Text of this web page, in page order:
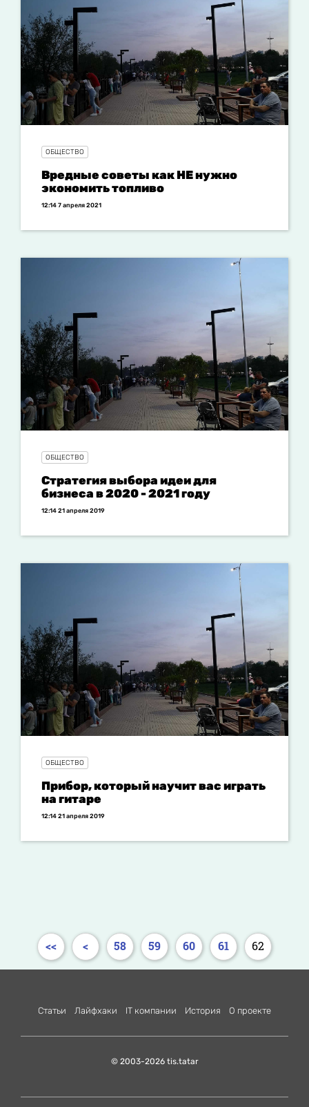
ОБЩЕСТВО
Вредные советы как НЕ нужно
экономить топливо
12:14 7 апреля 2021
ОБЩЕСТВО
Стратегия выбора идеи для
бизнеса в 2020 - 2021 году
12:14 21 апреля 2019
ОБЩЕСТВО
Прибор, который научит вас играть
на гитаре
12:14 21 апреля 2019
<< < 58 59 60 61 62
Статьи Лайфхаки IT компании История О проекте
© 2003-2026 tis.tatar